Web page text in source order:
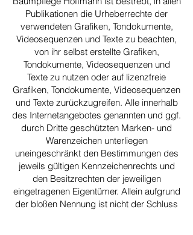
Publikationen die Urheberrechte der
verwendeten Grafiken, Tondokumente,
Videosequenzen und Texte zu beachten,
von ihr selbst erstellte Grafiken,
Tondokumente, Videosequenzen und
Texte zu nutzen oder auf lizenzfreie
Grafiken, Tondokumente, Videosequenzen
und Texte zurückzugreifen. Alle innerhalb
des Internetangebotes genannten und ggf.
durch Dritte geschützten Marken- und
Warenzeichen unterliegen
uneingeschränkt den Bestimmungen des
jeweils gültigen Kennzeichenrechts und
den Besitzrechten der jeweiligen
eingetragenen Eigentümer. Allein aufgrund
der bloßen Nennung ist nicht der Schluss